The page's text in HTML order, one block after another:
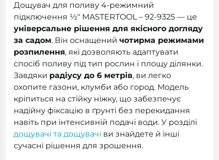
Дощувач для поливу 4-режимний
підключення ½" MASTERTOOL – 92-9325 — це
універсальне рішення для якісного догляду
за садом. Він оснащений чотирма режимами
розпилення, які дозволяють адаптувати
спосіб поливу під тип рослин і площу ділянки.
Завдяки радіусу до 6 метрів, ви легко
охопите газони, клумби або город. Модель
кріпиться на стійку ніжку, що забезпечує
надійну фіксацію в ґрунті без перекидання
навіть при інтенсивній подачі води. У розділі
дощувачі та дощувачі ви знайдете й інші
сучасні рішення для зрошення.